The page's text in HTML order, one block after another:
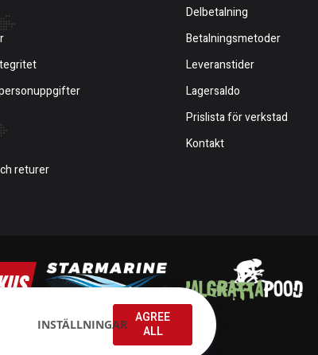
returer
Delbetalning
Betalningsmetoder
Leveranstider
Lagersaldo
Prislista för verkstad
Kontakt
INSTÄLLNINGAR AGREE
ALL